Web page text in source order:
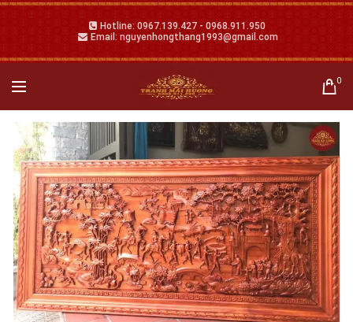
Hotline: 0967.139.427 - 0968.911.950
Email: nguyenhongthang1993@gmail.com
0